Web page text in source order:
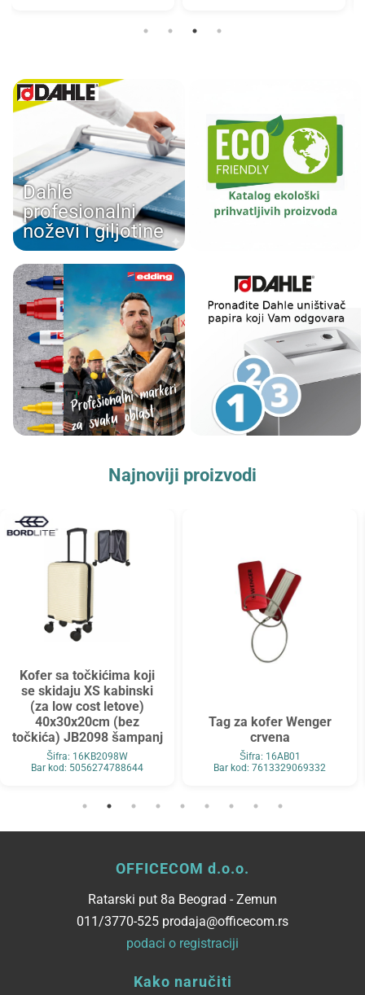
Dahle
profesionalni
noževi i giljotine
Najnoviji proizvodi
Kofer sa točkićima koji
se skidaju XS kabinski
(za low cost letove)
40x30x20cm (bez
točkića) JB2098 šampanj
Šifra: 16KB2098W
Bar kod: 5056274788644
Tag za kofer Wenger
crvena
Šifra: 16AB01
Bar kod: 7613329069332
OFFICECOM d.o.o.
Ratarski put 8a Beograd - Zemun
011/3770-525 prodaja@officecom.rs
podaci o registraciji
Kako naručiti